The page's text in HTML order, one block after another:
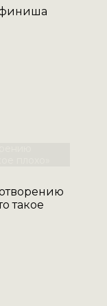
такое